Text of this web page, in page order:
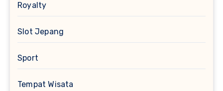
Royalty
Slot Jepang
Sport
Tempat Wisata